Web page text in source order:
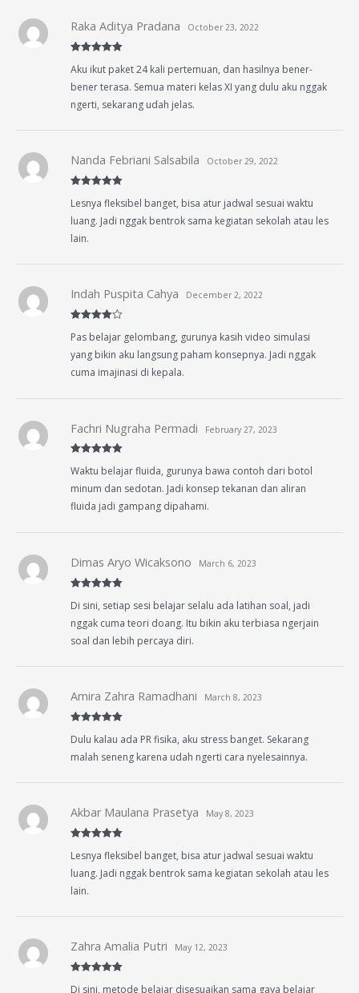
of 5
Raka Aditya Pradana October 23, 2022
Aku ikut paket 24 kali pertemuan, dan hasilnya bener-
bener terasa. Semua materi kelas XI yang dulu aku nggak
ngerti, sekarang udah jelas.
of 5
Nanda Febriani Salsabila October 29, 2022
Lesnya fleksibel banget, bisa atur jadwal sesuai waktu
luang. Jadi nggak bentrok sama kegiatan sekolah atau les
lain.
out of 5
Indah Puspita Cahya December 2, 2022
Pas belajar gelombang, gurunya kasih video simulasi
yang bikin aku langsung paham konsepnya. Jadi nggak
cuma imajinasi di kepala.
of 5
Fachri Nugraha Permadi February 27, 2023
Waktu belajar fluida, gurunya bawa contoh dari botol
minum dan sedotan. Jadi konsep tekanan dan aliran
fluida jadi gampang dipahami.
of 5
Dimas Aryo Wicaksono March 6, 2023
Di sini, setiap sesi belajar selalu ada latihan soal, jadi
nggak cuma teori doang. Itu bikin aku terbiasa ngerjain
soal dan lebih percaya diri.
of 5
Amira Zahra Ramadhani March 8, 2023
Dulu kalau ada PR fisika, aku stress banget. Sekarang
malah seneng karena udah ngerti cara nyelesainnya.
of 5
Akbar Maulana Prasetya May 8, 2023
Lesnya fleksibel banget, bisa atur jadwal sesuai waktu
luang. Jadi nggak bentrok sama kegiatan sekolah atau les
lain.
of 5
Zahra Amalia Putri May 12, 2023
Di sini, metode belajar disesuaikan sama gaya belajar